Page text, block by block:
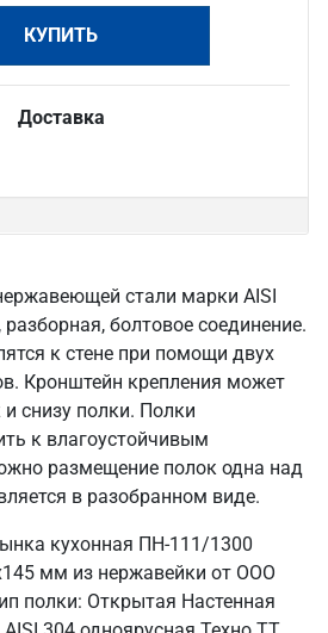
КУПИТЬ
Доставка
стали марки AISI
болтовое соединение.
к стене при помощи двух
Кронштейн крепления может
и снизу полки. Полки
к влагоустойчивым
размещение полок одна над
в разобранном виде.
кухонная ПН-111/1300
мм из нержавейки от ООО
полки: Открытая Настенная